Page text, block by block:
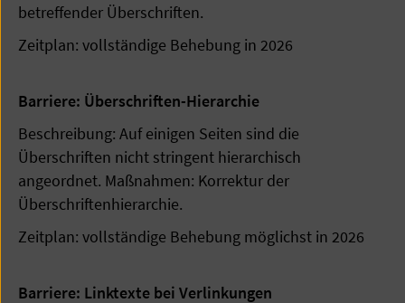
betreffender Überschriften.
Zeitplan: vollständige Behebung in 2026
Barriere: Überschriften-Hierarchie
Beschreibung: Auf einigen Seiten sind die
Überschriften nicht stringent hierarchisch
angeordnet. Maßnahmen: Korrektur der
Überschriftenhierarchie.
Zeitplan: vollständige Behebung möglichst in 2026
Barriere: Linktexte bei Verlinkungen